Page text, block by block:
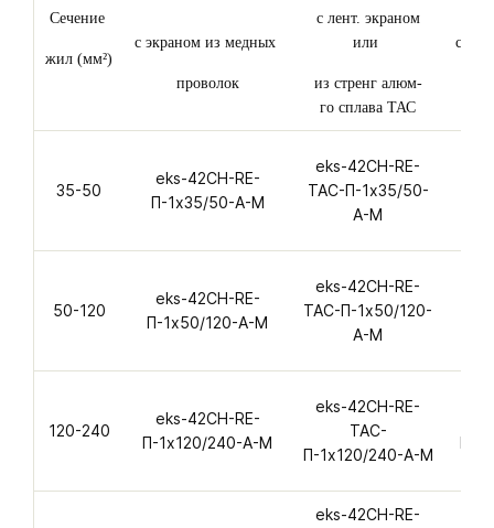
Сечение
жил (мм²)
с экраном из медных
проволок
с лент. экраном
или
из стренг алюм-
го сплава ТАС
с
35-50
eks-42CH-RE-
П-1х35/50-А-M
eks-42CH-RE-
ТАС-П-1х35/50-
А-M
50-120
eks-42CH-RE-
П-1х50/120-А-M
eks-42CH-RE-
ТАС-П-1х50/120-
А-M
120-240
eks-42CH-RE-
П-1х120/240-А-M
eks-42CH-RE-
ТАС-
П-1х120/240-А-M
П-
eks-42CH-RE-